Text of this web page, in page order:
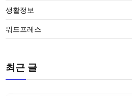
생활정보
워드프레스
최근 글